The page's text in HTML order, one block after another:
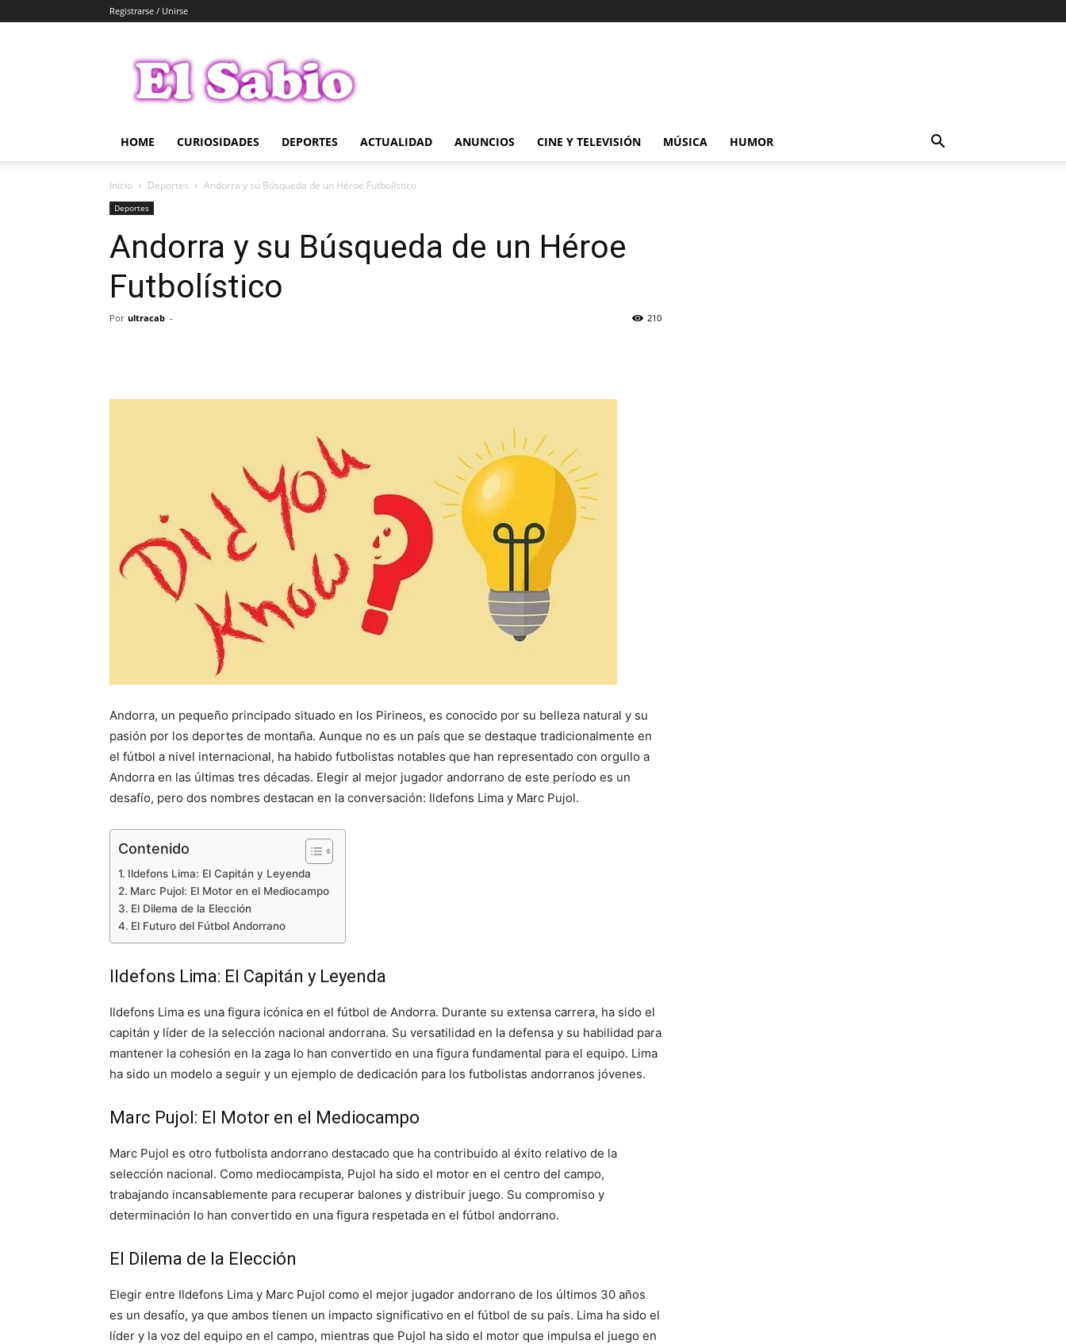
Registrarse / Unirse
Sabio
HOME CURIOSIDADES DEPORTES ACTUALIDAD ANUNCIOS CINE Y TELEVISIÓN MÚSICA HUMOR
Inicio Deportes Andorra y su Búsqueda de un Héroe Futbolístico
Deportes
Andorra y su Búsqueda de un Héroe
Futbolístico
Por ultracab - 210
Andorra, un pequeño principado situado en los Pirineos, es conocido por su belleza natural y su
pasión por los deportes de montaña. Aunque no es un país que se destaque tradicionalmente en
el fútbol a nivel internacional, ha habido futbolistas notables que han representado con orgullo a
Andorra en las últimas tres décadas. Elegir al mejor jugador andorrano de este período es un
desafío, pero dos nombres destacan en la conversación: Ildefons Lima y Marc Pujol.
Contenido
Ildefons Lima: El Capitán y Leyenda
Marc Pujol: El Motor en el Mediocampo
El Dilema de la Elección
El Futuro del Fútbol Andorrano
Ildefons Lima: El Capitán y Leyenda
Ildefons Lima es una figura icónica en el fútbol de Andorra. Durante su extensa carrera, ha sido el
capitán y líder de la selección nacional andorrana. Su versatilidad en la defensa y su habilidad para
mantener la cohesión en la zaga lo han convertido en una figura fundamental para el equipo. Lima
ha sido un modelo a seguir y un ejemplo de dedicación para los futbolistas andorranos jóvenes.
Marc Pujol: El Motor en el Mediocampo
Marc Pujol es otro futbolista andorrano destacado que ha contribuido al éxito relativo de la
selección nacional. Como mediocampista, Pujol ha sido el motor en el centro del campo,
trabajando incansablemente para recuperar balones y distribuir juego. Su compromiso y
determinación lo han convertido en una figura respetada en el fútbol andorrano.
El Dilema de la Elección
Elegir entre Ildefons Lima y Marc Pujol como el mejor jugador andorrano de los últimos 30 años
es un desafío, ya que ambos tienen un impacto significativo en el fútbol de su país. Lima ha sido el
líder y la voz del equipo en el campo, mientras que Pujol ha sido el motor que impulsa el juego en